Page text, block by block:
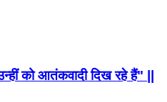
को आतंकवादी दिख रहे हैं" ||